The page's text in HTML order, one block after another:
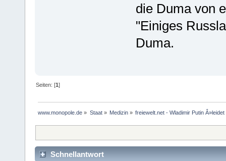
die Duma von
"Einiges
Duma.
Seiten: [1]
www.monopole.de » Staat» Medizin» freiewelt.net - Wladimir Putin
Schnellantwort